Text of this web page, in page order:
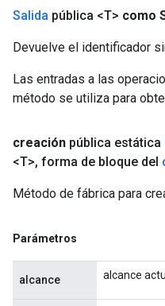
Salida pública <T> como
Devuelve el identificador
Las entradas a las
método se utiliza para
creación pública estática
<T>, forma de bloque del
Método de fábrica para
Parámetros
alcance alcance